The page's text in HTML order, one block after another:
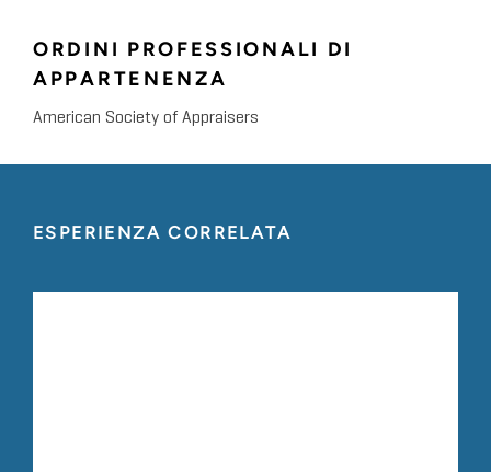
ORDINI PROFESSIONALI DI
APPARTENENZA
American Society of Appraisers
ESPERIENZA CORRELATA